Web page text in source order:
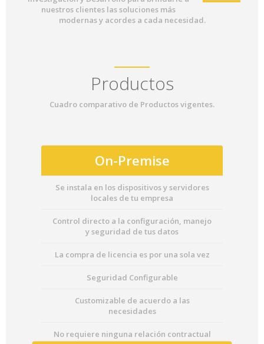
nuestros clientes las soluciones más
modernas y acordes a cada necesidad.
Productos
Cuadro comparativo de Productos vigentes.
On-Premise
Se instala en los dispositivos y servidores
locales de tu empresa
Control directo a la configuración, manejo
y seguridad de tus datos
La compra de licencia es por una sola vez
Seguridad Configurable
Customizable de acuerdo a las
necesidades
No requiere ninguna relación contractual